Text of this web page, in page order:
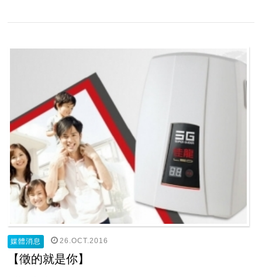
媒體消息 26.OCT.2016
【徵的就是你】